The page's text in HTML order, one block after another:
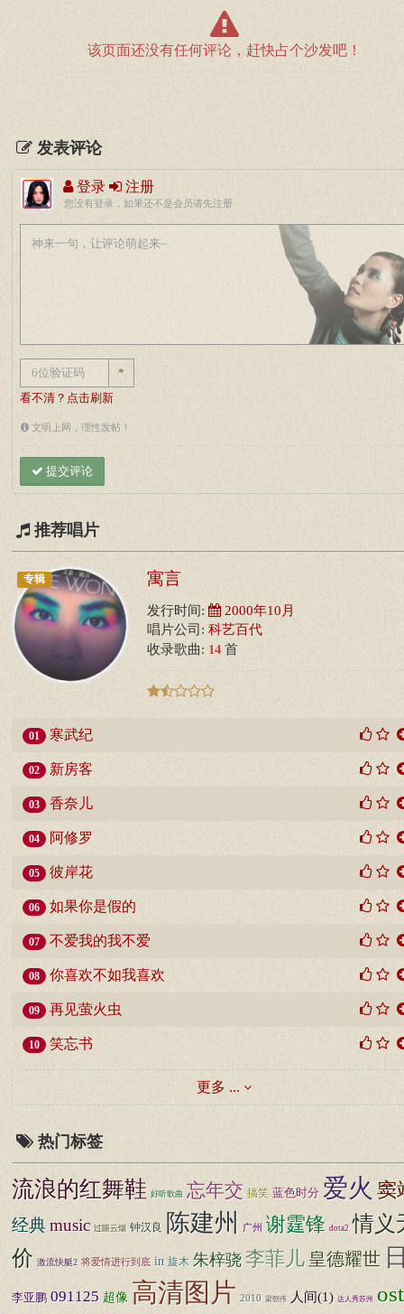
该页面还没有任何评论，赶快占个沙发吧！
发表评论
登录 注册
您没有登录，如果还不是会员请先注册
*
看不清？点击刷新
文明上网，理性发帖！
提交评论
推荐唱片
专辑 寓言
发行时间: 2000年10月
唱片公司: 科艺百代
收录歌曲: 14 首
01 寒武纪
02 新房客
03 香奈儿
04 阿修罗
05 彼岸花
06 如果你是假的
07 不爱我的我不爱
08 你喜欢不如我喜欢
09 再见萤火虫
10 笑忘书
更多 ...
热门标签
流浪的红舞鞋 好听歌曲 忘年交 搞笑 蓝色时分 爱火 窦
经典music 过眼云烟 钟汉良 陈建州 广州 谢霆锋 dota2 情义
价 激流快艇2 将爱情进行到底 in 旋木 朱梓骁 李菲儿 皇德耀世
李亚鹏 091125 超像 高清图片 2010 梁朝伟 人间(1) 达人秀苏州 ost